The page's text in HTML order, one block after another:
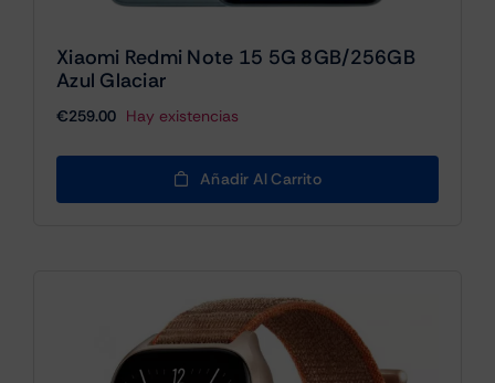
Xiaomi Redmi Note 15 5G 8GB/256GB
Azul Glaciar
€259.00 Hay existencias
Añadir Al Carrito